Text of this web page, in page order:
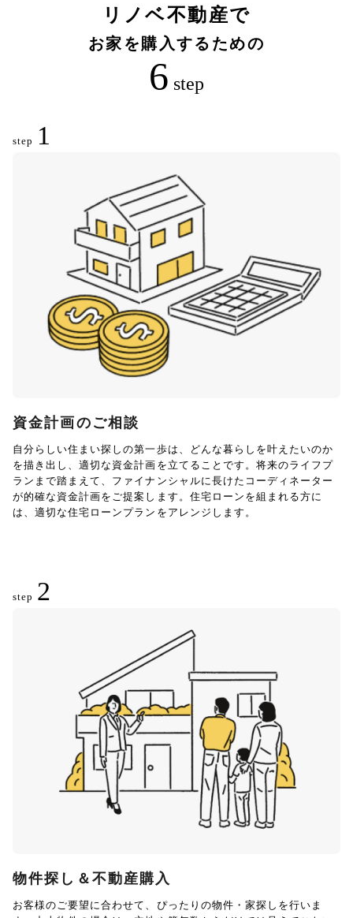
リノベ不動産で
お家を購入するための
6 step
step 1
資金計画のご相談
自分らしい住まい探しの第一歩は、どんな暮らしを叶えたいのか
を描き出し、適切な資金計画を立てることです。将来のライフプ
ランまで踏まえて、ファイナンシャルに長けたコーディネーター
が的確な資金計画をご提案します。住宅ローンを組まれる方に
は、適切な住宅ローンプランをアレンジします。
step 2
物件探し＆不動産購入
お客様のご要望に合わせて、ぴったりの物件・家探しを行いま